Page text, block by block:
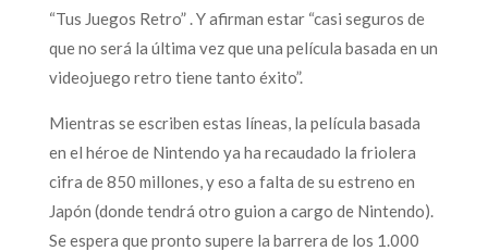
“Tus Juegos Retro” . Y afirman estar “casi seguros de
que no será la última vez que una película basada en un
videojuego retro tiene tanto éxito”.
Mientras se escriben estas líneas, la película basada
en el héroe de Nintendo ya ha recaudado la friolera
cifra de 850 millones, y eso a falta de su estreno en
Japón (donde tendrá otro guion a cargo de Nintendo).
Se espera que pronto supere la barrera de los 1.000